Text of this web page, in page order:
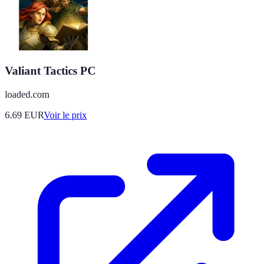
Valiant Tactics PC
loaded.com
6.69 EURVoir le prix